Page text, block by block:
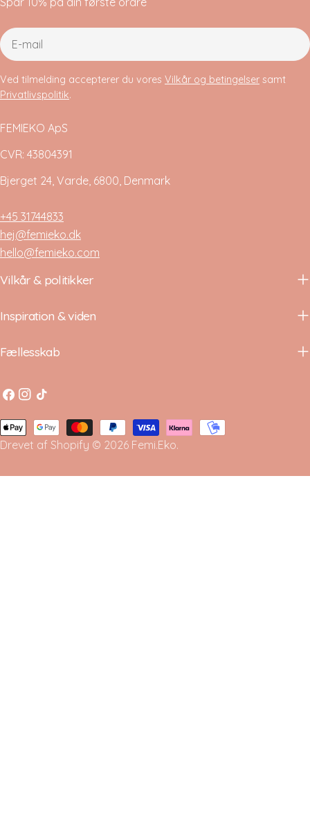
FEMIEKO ApS
CVR: 43804391
Bjerget 24, Varde, 6800, Denmark
+45 31744833
hej@femieko.dk
hello@femieko.com
Vilkår & politikker
Inspiration & viden
Fællesskab
E-
mail
Ved tilmelding accepterer du vores Vilkår og betingelser samt
Privatlivspolitik.
Facebook
Instagram
TikTok
Drevet af Shopify © 2026 Femi.Eko.
Betalingsmetoder